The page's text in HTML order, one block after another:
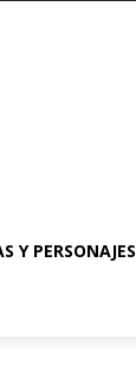
Y PERSONAJES